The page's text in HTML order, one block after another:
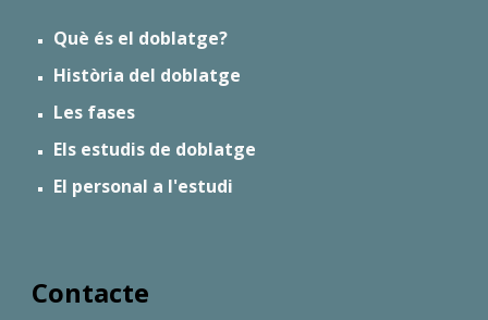
Què és el doblatge?
Història del doblatge
Les fases
Els estudis de doblatge
El personal a l'estudi
Contacte